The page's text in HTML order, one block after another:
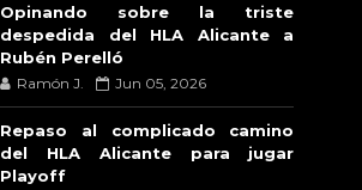
Opinando sobre la triste
despedida del HLA Alicante a
Rubén Perelló
Ramón J. Jun 05, 2026
Repaso al complicado camino
del HLA Alicante para jugar
Playoff